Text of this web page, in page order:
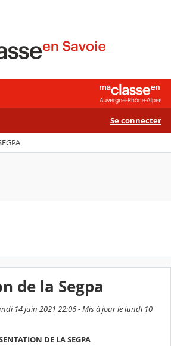
Se connecter
de la Segpa
14 juin 2021 22:06 - Mis à jour le lundi 10
DE LA SEGPA